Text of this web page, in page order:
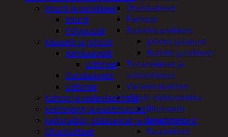
Oheislaitteet
Paristot
Puhelintarvikkeet
Johdot ja laturit
Kotelot ja telineet
Tv-tarvikkeet ja
seinätelineet
Varavirtalaitteet
Viihde-elektroniikka
Bluetooth
kaiuttimet
Kuulokkeet
Imurit ja tarvikkeet
Imurit
Pölypussit
Kaapelit ja johdot
Äänikaapelit
Liittimet
Datakaapelit
Liittimet
Kahvin ja vedenkeittimet
Keittolevyt ja paistoraudat
Kelloradiot, sääasemat ja lämpömittarit
Oheislaitteet